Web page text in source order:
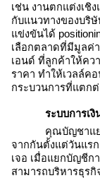
เช่น งานตกแต่งเชิ
กับแนวทางของบริ
แข่งขันได้
เลือกตลาดที่มีมูลค่
เอนด์ ที่ลูกค้าให้ค
ราคา ทำให้เวลล์ค
กระบวนการที่แตก
ระบบการเ
คุณบัญชาแย
จากกันตั้งแต่วันแร
เจอ เมื่อแยกบัญชีก
สามารถบริหารธุรกิ